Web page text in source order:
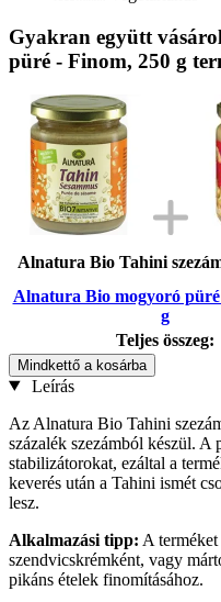
Gyakran együtt
püré - Finom, 250 g
Alnatura Bio Tahini
Alnatura Bio mogyoró
g
Teljes összeg:
Mindkettő a kosárba
Leírás
Az Alnatura Bio Tahini
százalék szezámból készül. A
stabilizátorokat, ezáltal a
keverés után a Tahini ismét
lesz.
Alkalmazási tipp: A
szendvicskrémként, vagy
pikáns ételek finomításához.